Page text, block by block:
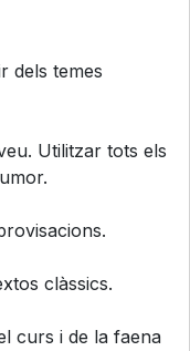
dels temes
Utilitzar tots els
clàssics.
curs i de la faena